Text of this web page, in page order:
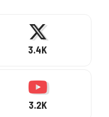
3.4K
3.2K